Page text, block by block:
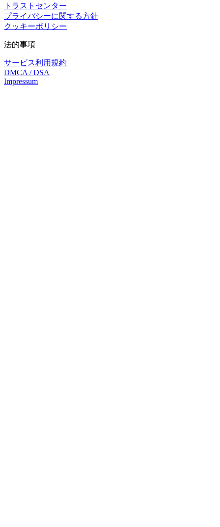
トラストセンター
プライバシーに関する方針
クッキーポリシー
法的事項
サービス利用規約
DMCA / DSA
Impressum